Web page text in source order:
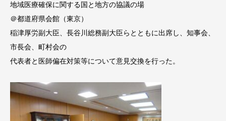
地域医療確保に関する国と地方の協議の場
＠都道府県会館（東京）
稲津厚労副大臣、長谷川総務副大臣らとともに出席し、知事会、
市長会、町村会の
代表者と医師偏在対策等について意見交換を行った。